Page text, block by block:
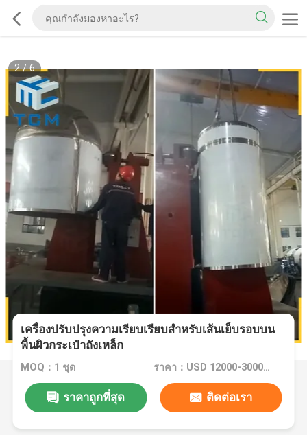
2/6
เครื่องปรับปรุงความเรียบเรียบสําหรับเส้นเย็บรอบบน
พื้นผิวกระเป๋าถังเหล็ก
MOQ：1 ชุด ราคา：USD 12000-30000 Dollars
ราคาถูกที่สุด ติดต่อเรา